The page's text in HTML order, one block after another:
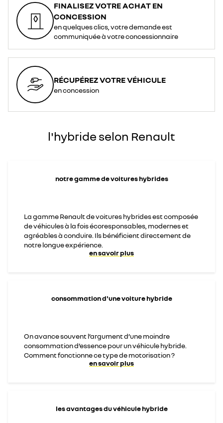
FINALISEZ VOTRE ACHAT EN
CONCESSION
en quelques clics, votre demande est
communiquée à votre concessionnaire
RÉCUPÉREZ VOTRE VÉHICULE
en concession
l'hybride selon Renault
notre gamme de voitures hybrides
La gamme Renault de voitures hybrides est composée
de véhicules à la fois écoresponsables, modernes et
agréables à conduire. Ils bénéficient directement de
notre longue expérience.
en savoir plus
consommation d'une voiture hybride
On avance souvent l’argument d’une moindre
consommation d’essence pour un véhicule hybride.
Comment fonctionne ce type de motorisation ?
en savoir plus
les avantages du véhicule hybride